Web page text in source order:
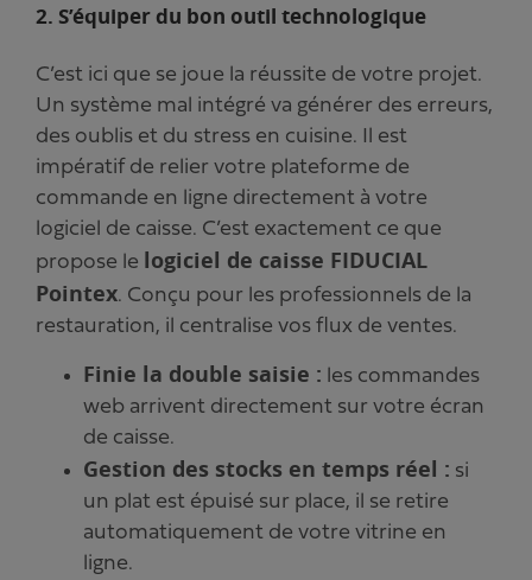
2. S’équiper du bon outil technologique
C’est ici que se joue la réussite de votre projet.
Un système mal intégré va générer des erreurs,
des oublis et du stress en cuisine. Il est
impératif de relier votre plateforme de
commande en ligne directement à votre
logiciel de caisse. C’est exactement ce que
propose le logiciel de caisse FIDUCIAL
Pointex. Conçu pour les professionnels de la
restauration, il centralise vos flux de ventes.
Finie la double saisie : les commandes
web arrivent directement sur votre écran
de caisse.
Gestion des stocks en temps réel : si
un plat est épuisé sur place, il se retire
automatiquement de votre vitrine en
ligne.